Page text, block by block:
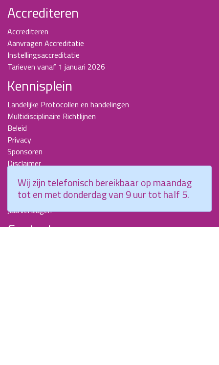
Accrediteren
Accrediteren
Aanvragen Accreditatie
Instellingsaccreditatie
Tarieven vanaf 1 januari 2026
Kennisplein
Landelijke Protocollen en handelingen
Multidisciplinaire Richtlijnen
Beleid
Privacy
Sponsoren
Disclaimer
Nieuwsbrieven
KCKZ-specials
Jaarverslagen
Contact
Wij zijn telefonisch bereikbaar op maandag
tot en met donderdag van 9 uur tot half 5.